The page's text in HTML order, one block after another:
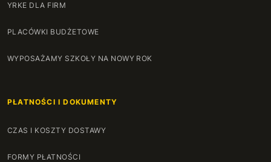
YRKE DLA FIRM
PLACÓWKI BUDŻETOWE
WYPOSAŻAMY SZKOŁY NA NOWY ROK
PŁATNOŚCI I DOKUMENTY
CZAS I KOSZTY DOSTAWY
FORMY PŁATNOŚCI